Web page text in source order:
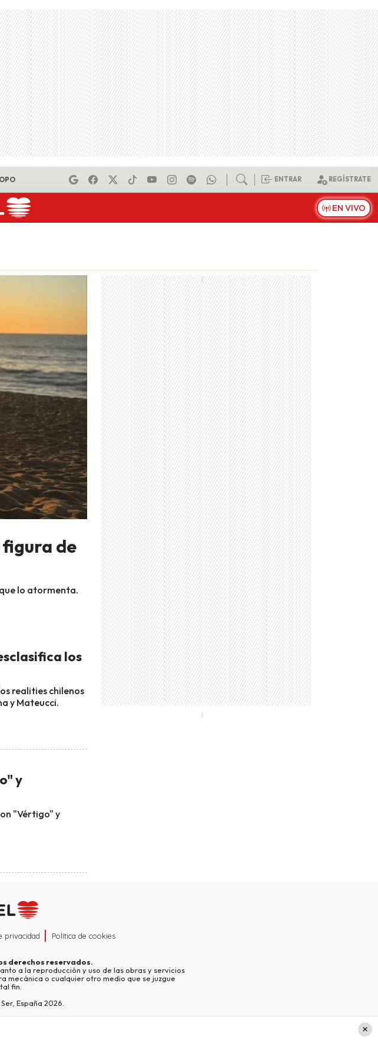
ENTRAR REGÍSTRATE
EN VIVO
de
lo atormenta.
los
realities chilenos
y Mateucci.
y
"Vértigo" y
privacidad Política de cookies
derechos reservados.
a la reproducción y uso de las obras y servicios
mecánica o cualquier otro medio que se juzgue
fin.
España 2026.